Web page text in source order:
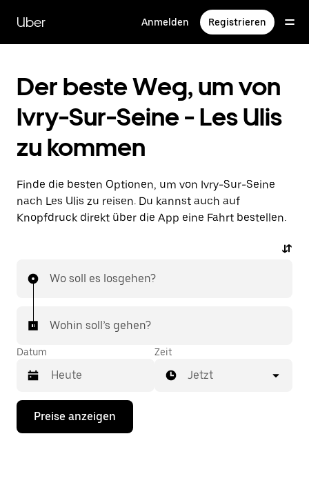
zum
Hauptinhalt
Uber Anmelden Registrieren
Der beste Weg, um von
Ivry-Sur-Seine - Les Ulis
zu kommen
Finde die besten Optionen, um von Ivry-Sur-Seine
nach Les Ulis zu reisen. Du kannst auch auf
Knopfdruck direkt über die App eine Fahrt bestellen.
Wo soll es losgehen?
Wohin soll’s gehen?
Datum
Drücke
Nach-
Zeit
Jetzt
Preise anzeigen